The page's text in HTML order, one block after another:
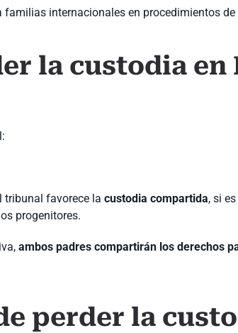
familias internacionales en procedimientos
la custodia en
tribunal favorece la custodia compartida, si
progenitores.
ambos padres compartirán los derechos
perder la